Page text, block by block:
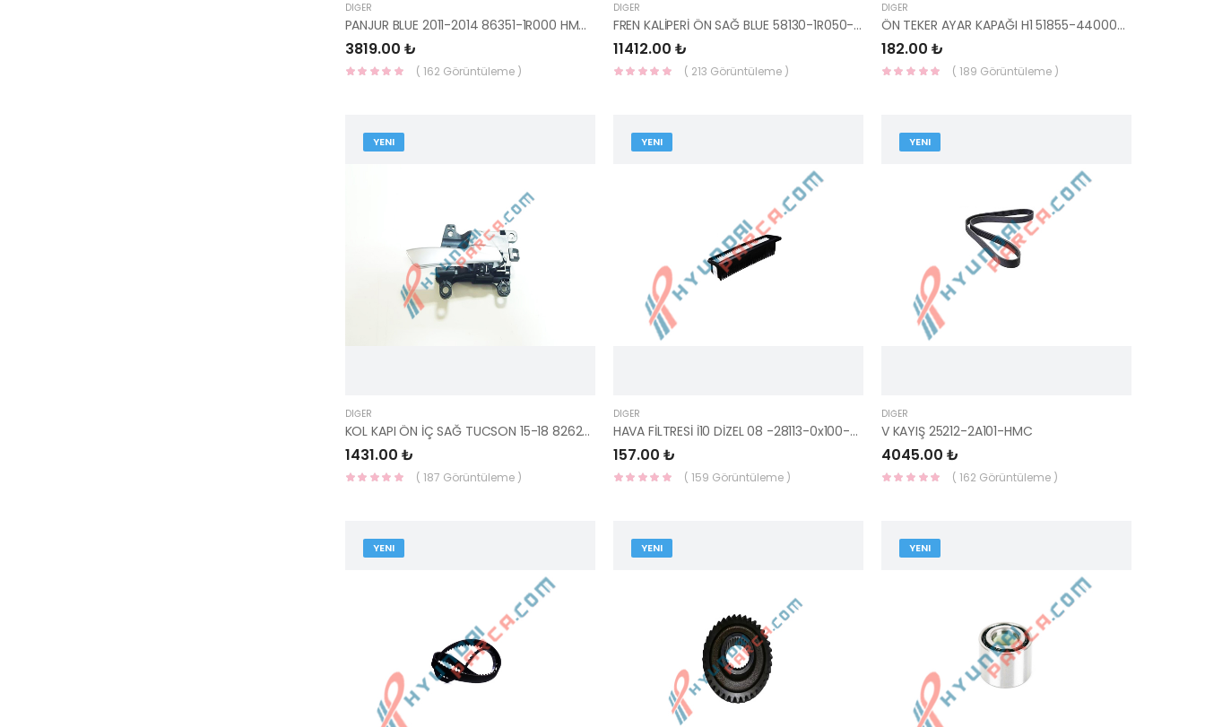
DIĞER
PANJUR BLUE 2011-2014 86351-1R000 HMC-HMC
3819.00 ₺
( 162 Görüntüleme )
DIĞER
FREN KALİPERİ ÖN SAĞ BLUE 58130-1R050-HMC
11412.00 ₺
( 213 Görüntüleme )
DIĞER
ÖN TEKER AYAR KAPAĞI H1 51855-44000-HMC
182.00 ₺
( 189 Görüntüleme )
YENI
DIĞER
KOL KAPI ÖN İÇ SAĞ TUCSON 15-18 82620-D3010-YS
1431.00 ₺
( 187 Görüntüleme )
YENI
DIĞER
HAVA FİLTRESİ İ10 DİZEL 08 -28113-0x100-YS
157.00 ₺
( 159 Görüntüleme )
YENI
DIĞER
V KAYIŞ 25212-2A101-HMC
4045.00 ₺
( 162 Görüntüleme )
YENI YENI YENI